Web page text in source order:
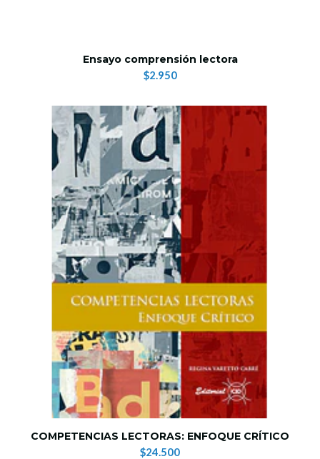
Ensayo comprensión lectora
$2.950
COMPETENCIAS LECTORAS: ENFOQUE CRÍTICO
$24.500